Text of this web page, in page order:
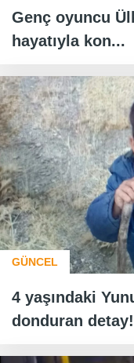
Genç oyuncu
hayatıyla kon...
GÜNCEL
4 yaşındaki
donduran